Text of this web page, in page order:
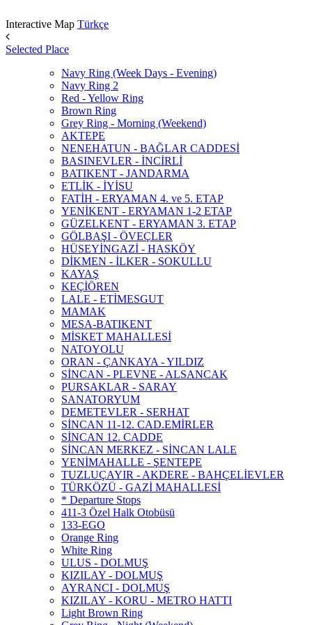
Interactive Map Türkçe
Selected Place
Navy Ring (Week Days - Evening)
Navy Ring 2
Red - Yellow Ring
Brown Ring
Grey Ring - Morning (Weekend)
AKTEPE
NENEHATUN - BAĞLAR CADDESİ
BASINEVLER - İNCİRLİ
BATIKENT - JANDARMA
ETLİK - İYİSU
FATİH - ERYAMAN 4. ve 5. ETAP
YENİKENT - ERYAMAN 1-2 ETAP
GÜZELKENT - ERYAMAN 3. ETAP
GÖLBAŞI - ÖVEÇLER
HÜSEYİNGAZİ - HASKÖY
DİKMEN - İLKER - SOKULLU
KAYAŞ
KEÇİÖREN
LALE - ETİMESGUT
MAMAK
MESA-BATIKENT
MİSKET MAHALLESİ
NATOYOLU
ORAN - ÇANKAYA - YILDIZ
SİNCAN - PLEVNE - ALSANCAK
PURSAKLAR - SARAY
SANATORYUM
DEMETEVLER - SERHAT
SİNCAN 11-12. CAD.EMİRLER
SİNCAN 12. CADDE
SİNCAN MERKEZ - SİNCAN LALE
YENİMAHALLE - ŞENTEPE
TUZLUÇAYIR - AKDERE - BAHÇELİEVLER
TÜRKÖZÜ - GAZİ MAHALLESİ
* Departure Stops
411-3 Özel Halk Otobüsü
133-EGO
Orange Ring
White Ring
ULUS - DOLMUŞ
KIZILAY - DOLMUŞ
AYRANCI - DOLMUŞ
KIZILAY - KORU - METRO HATTI
Light Brown Ring